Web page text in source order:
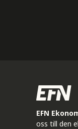
EFN
oss till den